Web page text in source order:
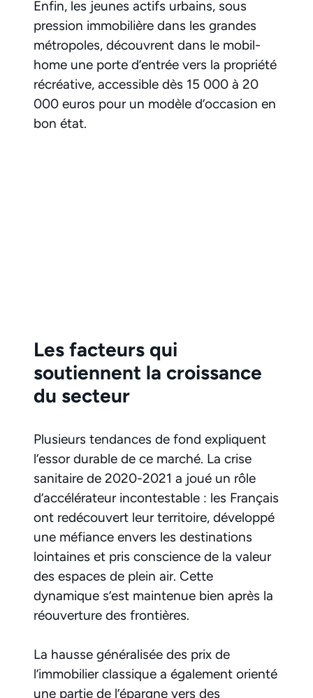
Enfin, les jeunes actifs urbains, sous
pression immobilière dans les grandes
métropoles, découvrent dans le mobil-
home une porte d’entrée vers la propriété
récréative, accessible dès 15 000 à 20
000 euros pour un modèle d’occasion en
bon état.
Les facteurs qui
soutiennent la croissance
du secteur
Plusieurs tendances de fond expliquent
l’essor durable de ce marché. La crise
sanitaire de 2020-2021 a joué un rôle
d’accélérateur incontestable : les Français
ont redécouvert leur territoire, développé
une méfiance envers les destinations
lointaines et pris conscience de la valeur
des espaces de plein air. Cette
dynamique s’est maintenue bien après la
réouverture des frontières.
La hausse généralisée des prix de
l’immobilier classique a également orienté
une partie de l’épargne vers des